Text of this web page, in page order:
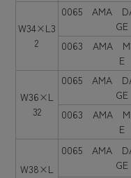
W34×L3
2
0065 AMA
GE
0063 AMA
E
W36×L
32
0065 AMA
GE
0063 AMA
E
W38×L
0065 AMA
GE